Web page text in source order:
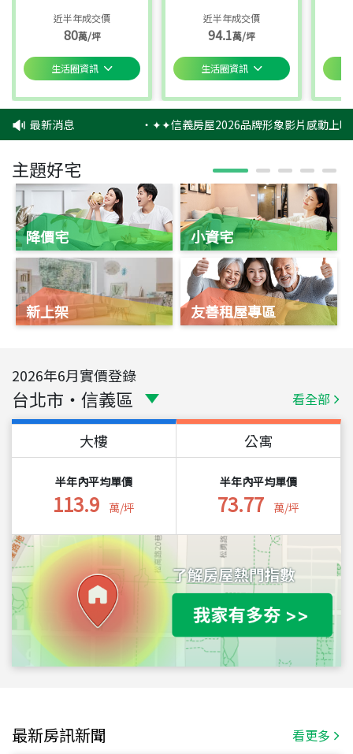
近半年成交價
80萬/坪
生活圈資訊
近半年成交價
94.1萬/坪
生活圈資訊
最新消息 ‧✦✦信義房屋2026品牌形象影片感動上
主題好宅
降價宅
新上架
小資宅
友善租屋專區
2026年6月實價登錄
台北市 ・ 信義區 看全部
大樓
半年內平均單價
113.9 萬/坪
公寓
半年內平均單價
73.77 萬/坪
最新房訊新聞 看更多